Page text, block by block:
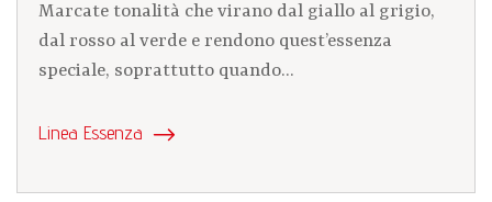
Marcate tonalità che virano dal giallo al grigio,
dal rosso al verde e rendono quest’essenza
speciale, soprattutto quando...
Linea Essenza